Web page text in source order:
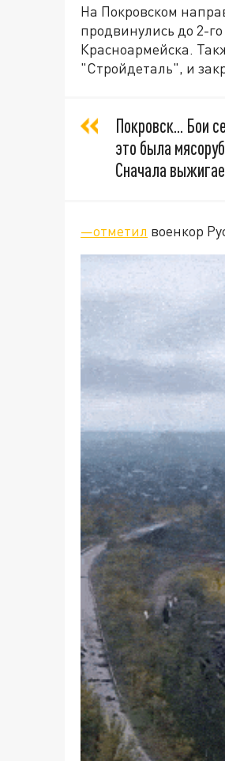
На Покровском
продвинулись до 2-
Красноармейска.
"Стройдеталь", и
Покровск... Бои
это была
Сначала
—отметил военкор